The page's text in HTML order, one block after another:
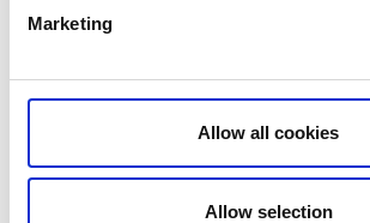
Marketing
Allow all cookies
Allow selection
ska till mindre orter eller
Läs mer om närtrafik och boka här
Sista-Milen-Bilen
Sista-Milen-Bilen är framtidens